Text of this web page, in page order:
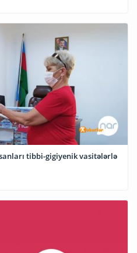
tibbi-gigiyenik vasitələrlə